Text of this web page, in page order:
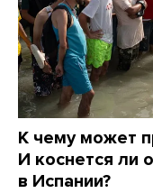
К чему может
И коснется ли
в Испании?